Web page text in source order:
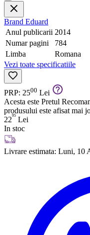
Brand Eduard
Anul publicarii 2014
Numar pagini
784
Limba
Romana
Vezi toate specificatiile
PRP: 2500 Lei
Acesta este Pretul
produsului este afisat mai
2295 Lei
In stoc
Livrare estimata: Luni, 10